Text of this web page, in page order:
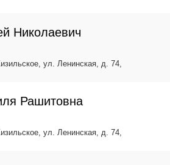
Николаевич
ул. Ленинская, д. 74,
Рашитовна
ул. Ленинская, д. 74,